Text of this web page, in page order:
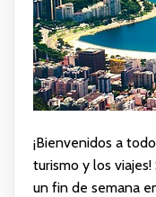
¡Bienvenidos a
turismo y los
un fin de semana